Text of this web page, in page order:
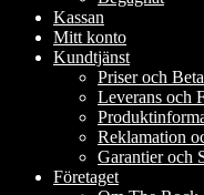
Kassan
Mitt konto
Kundtjänst
Priser och
Leverans och
Reklamation
Garantier och
Företaget